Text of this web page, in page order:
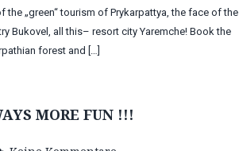
the „green“ tourism of Prykarpattya, the face of the
Bukovel, all this– resort city Yaremche! Book the
forest and […]
MORE FUN !!!